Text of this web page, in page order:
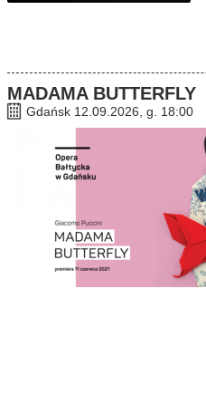
MADAMA BUTTERFLY
Gdańsk 12.09.2026, g. 18:00